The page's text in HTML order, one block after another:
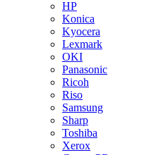
HP
Konica
Kyocera
Lexmark
OKI
Panasonic
Ricoh
Riso
Samsung
Sharp
Toshiba
Xerox